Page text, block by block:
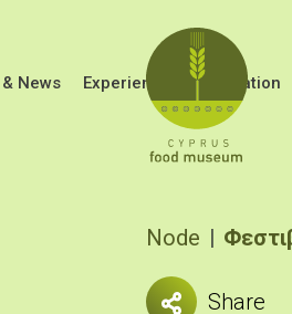
News Experiences Education
Breadcrumb
Node
Share